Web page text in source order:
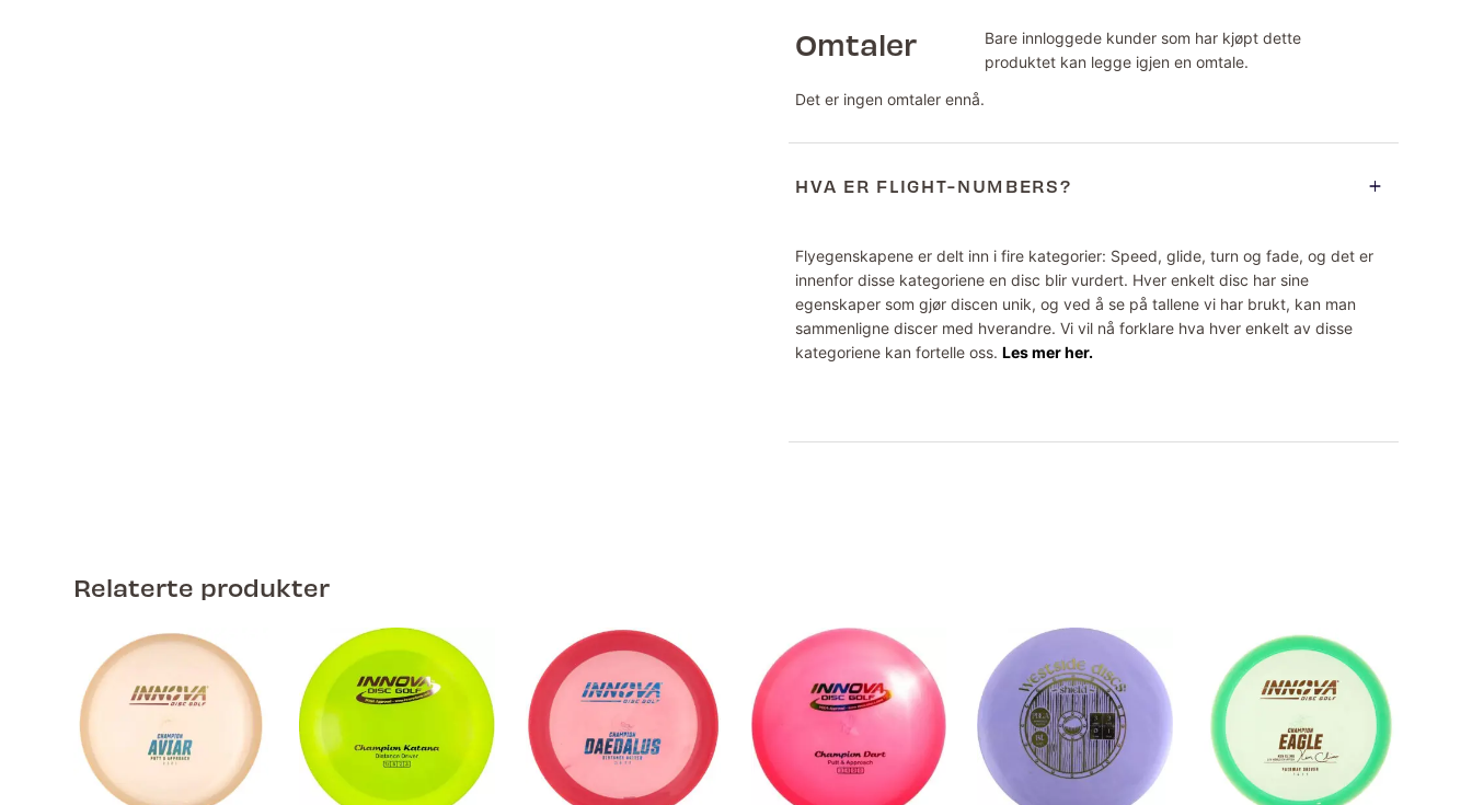
Omtaler
Det er ingen omtaler ennå.
Bare innloggede kunder som har kjøpt dette
produktet kan legge igjen en omtale.
HVA ER FLIGHT-NUMBERS?
Flyegenskapene er delt inn i fire kategorier: Speed, glide, turn og fade, og det er
innenfor disse kategoriene en disc blir vurdert. Hver enkelt disc har sine
egenskaper som gjør discen unik, og ved å se på tallene vi har brukt, kan man
sammenligne discer med hverandre. Vi vil nå forklare hva hver enkelt av disse
kategoriene kan fortelle oss.Les mer her.
Relaterte produkter